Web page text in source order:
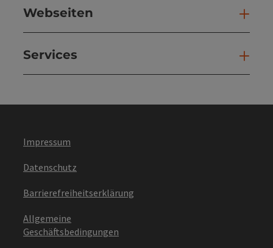
Webseiten
Services
Impressum
Datenschutz
Barrierefreiheitserklärung
Allgemeine
Geschäftsbedingungen